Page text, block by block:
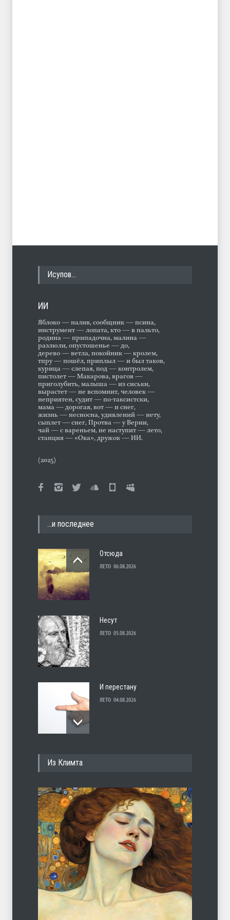
Исупов…
ИИ
Яблоко — налив, сообщник — псина,
инструмент — лопата, кто — в пальто,
родина — припадочна, малина —
разлюли, опустошенье — до,
дерево — ветла, покойник — кролем,
тпру — пошёл, приплыл — и был таков,
курица — слепая, под — контролем,
пистолет — Макарова, врагов —
приголубить, малыша — из сиськи,
вырастет — не вспомнит, человек —
неприятен, судит — по-таксистски,
мама — дорогая, вот — и снег,
жизнь — несносна, удивлений — нету,
сыплет — снег, Протва — у Верии,
чай — с вареньем, не наступит — лето,
станция — «Ока», дружок — ИИ.
(2025)
…и последнее
Отсюда
ЛЕТО 06.08.2026
Несут
ЛЕТО 05.08.2026
И перестану
ЛЕТО 04.08.2026
Марципан (из Агнии Барто)
ЛЕТО 31.07.2026
А ещё борода
ЛЕТО 07.08.2026
Из Климта